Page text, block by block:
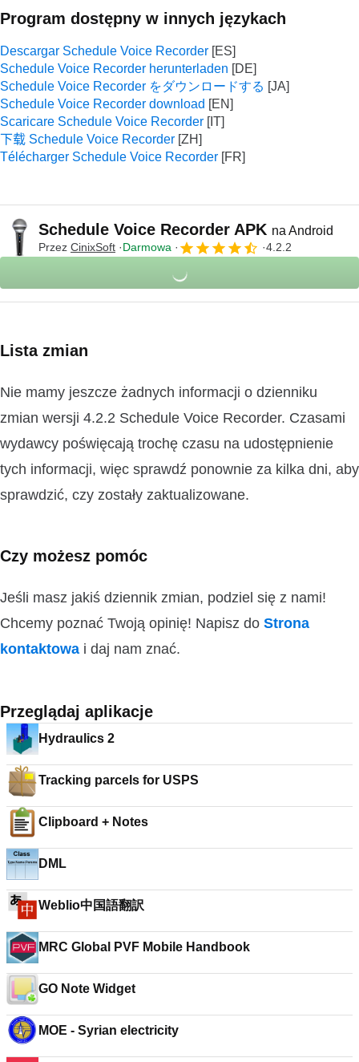
Program dostępny w innych językach
Descargar Schedule Voice Recorder
Schedule Voice Recorder herunterladen
Schedule Voice Recorder をダウンロードする
Schedule Voice Recorder download
Scaricare Schedule Voice Recorder
下载 Schedule Voice Recorder
Télécharger Schedule Voice Recorder
Schedule Voice Recorder APK na Android
Przez CinixSoft Darmowa 4.2.2
Lista zmian
Nie mamy jeszcze żadnych informacji o dzienniku
zmian wersji 4.2.2 Schedule Voice Recorder. Czasami
wydawcy poświęcają trochę czasu na udostępnienie
tych informacji, więc sprawdź ponownie za kilka dni, aby
sprawdzić, czy zostały zaktualizowane.
Czy możesz pomóc
Jeśli masz jakiś dziennik zmian, podziel się z nami!
Chcemy poznać Twoją opinię! Napisz do Strona
kontaktowa i daj nam znać.
Przeglądaj aplikacje
Hydraulics 2
Tracking parcels for USPS
Clipboard + Notes
DML
Weblio中国語翻訳
MRC Global PVF Mobile Handbook
GO Note Widget
MOE - Syrian electricity